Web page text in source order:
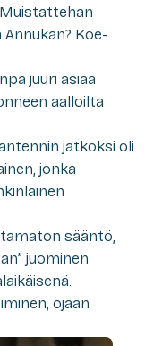
Koe-
juuri asiaa
aalloilta
jatkoksi oli
jonka
sääntö,
juominen
ojaan